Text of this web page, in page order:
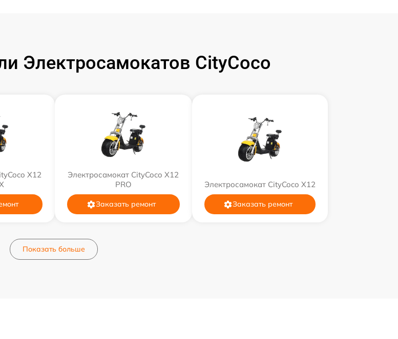
Электросамокатов CityCoco
X12
Электросамокат CityCoco X12
PRO
Заказать ремонт
Электросамокат CityCoco X12
Заказать ремонт
Показать больше